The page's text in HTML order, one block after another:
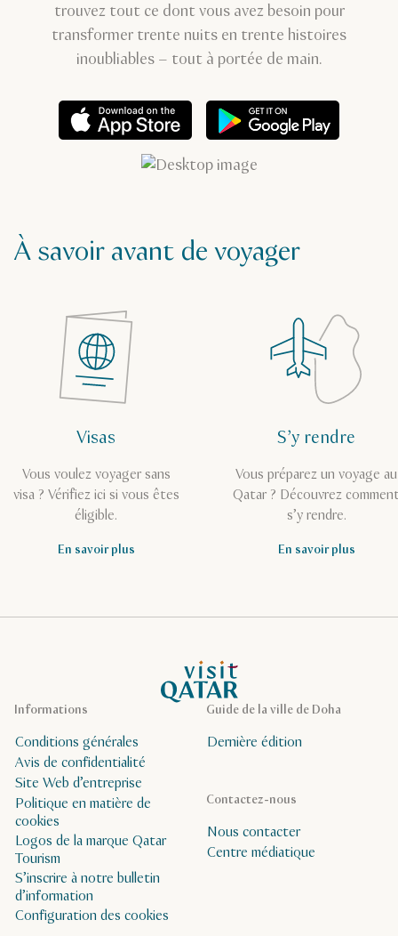
trouvez tout ce dont vous avez besoin pour
transformer trente nuits en trente histoires
inoubliables – tout à portée de main.
À savoir avant de voyager
Visas
Vous voulez voyager sans
visa ? Vérifiez ici si vous êtes
éligible.
En savoir plus
S’y rendre
Vous préparez un voyage au
Qatar ? Découvrez
s’y rendre.
En savoir plus
Page d’accueil de Visit Qatar
Guide de la ville de Doha
Dernière édition
Contactez-nous
Nous contacter
Centre médiatique
Informations
Conditions générales
Avis de confidentialité
Site Web d’entreprise
Politique en matière de
cookies
Logos de la marque Qatar
Tourism
S’inscrire à notre bulletin
d’information
Configuration des cookies